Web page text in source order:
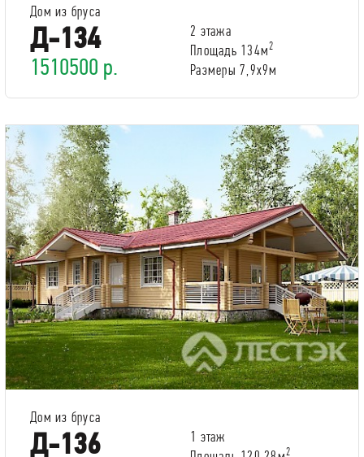
Дом из бруса
Д-134
1510500 р.
2 этажа
Площадь 134м2
Размеры 7,9х9м
Дом из бруса
Д-136
1 этаж
2